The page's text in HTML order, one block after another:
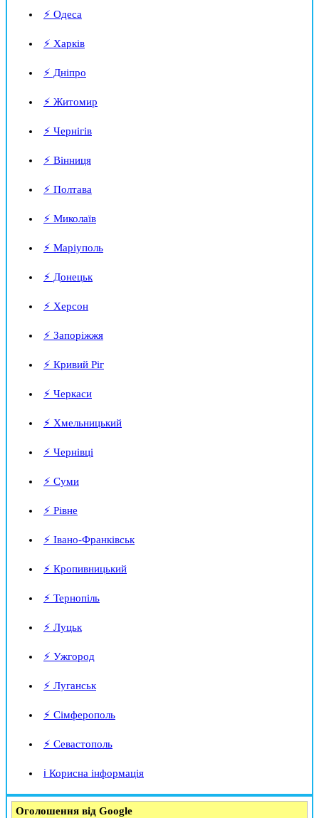
⚡ Одеса
⚡ Харків
⚡ Дніпро
⚡ Житомир
⚡ Чернігів
⚡ Вінниця
⚡ Полтава
⚡ Миколаїв
⚡ Маріуполь
⚡ Донецьк
⚡ Херсон
⚡ Запоріжжя
⚡ Кривий Ріг
⚡ Черкаси
⚡ Хмельницький
⚡ Чернівці
⚡ Суми
⚡ Рівне
⚡ Івано-Франківськ
⚡ Кропивницький
⚡ Тернопіль
⚡ Луцьк
⚡ Ужгород
⚡ Луганськ
⚡ Сімферополь
⚡ Севастополь
ℹ️ Корисна інформація
Оголошення від Google